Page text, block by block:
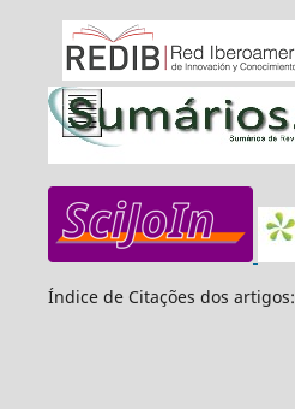
Índice de Citações dos artigos: